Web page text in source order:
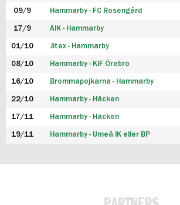
09/9 Hammarby - FC Rosengård
17/9 AIK - Hammarby
01/10 Jitex - Hammarby
08/10 Hammarby - KIF Örebro
16/10 Brommapojkarna - Hammarby
22/10 Hammarby - Häcken
17/11 Hammarby - Häcken
19/11 Hammarby - Umeå IK eller BP